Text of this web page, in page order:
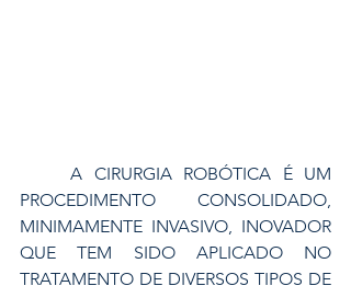
	A CIRURGIA ROBÓTICA É UM
PROCEDIMENTO CONSOLIDADO,
MINIMAMENTE INVASIVO, INOVADOR
QUE TEM SIDO APLICADO NO
TRATAMENTO DE DIVERSOS TIPOS DE